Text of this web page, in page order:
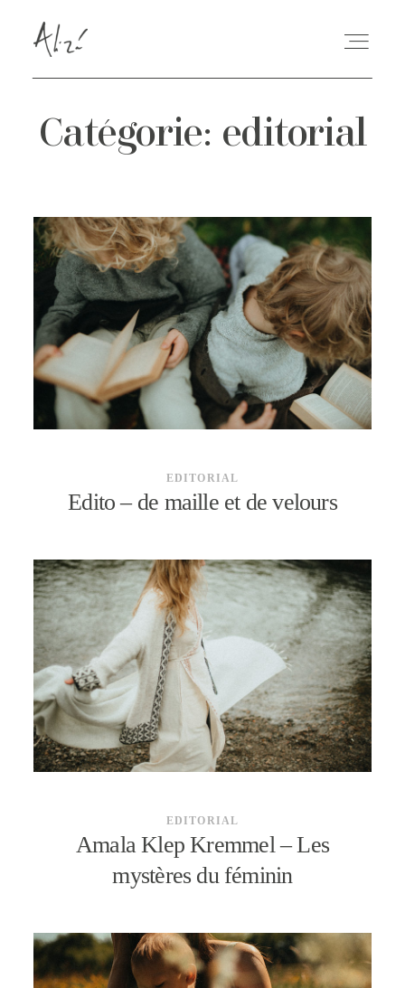
BLOG
QUI SUIS-JE
RÉSERVER
Catégorie: editorial
EDITORIAL
Edito – de maille et de velours
EDITORIAL
Amala Klep Kremmel – Les
mystères du féminin